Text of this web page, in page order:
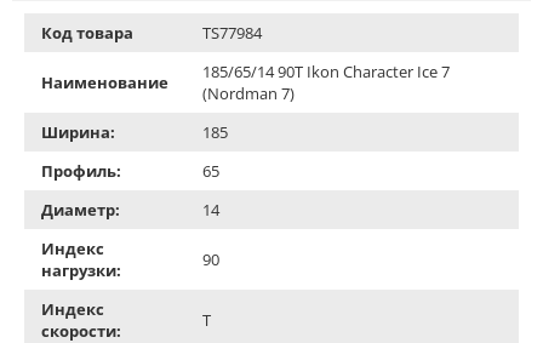
Код товара TS77984
Наименование
185/65/14 90T Ikon Character Ice 7
(Nordman 7)
Ширина:
185
Профиль:
65
Диаметр:
14
Индекс
нагрузки:
90
Индекс
скорости:
T